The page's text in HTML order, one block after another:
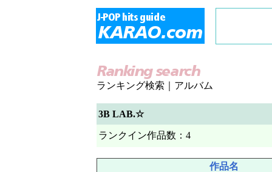
ランキング検索｜アルバム
3B LAB.☆
ランクイン作品数：4
作品名